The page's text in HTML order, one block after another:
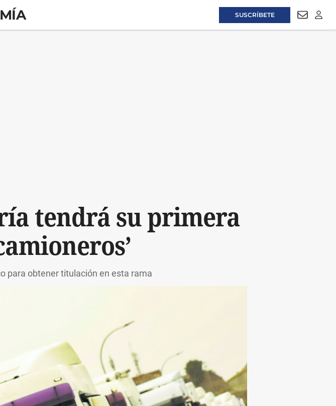
SUSCRÍBETE
tendrá su primera
para obtener titulación en esta rama